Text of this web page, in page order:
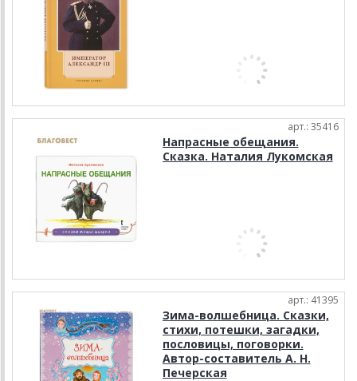
арт.: 35416
Напрасные обещания.
Сказка. Наталия Лукомская
арт.: 41395
Зима-волшебница. Сказки,
стихи, потешки, загадки,
пословицы, поговорки.
Автор-составитель А. Н.
Печерская